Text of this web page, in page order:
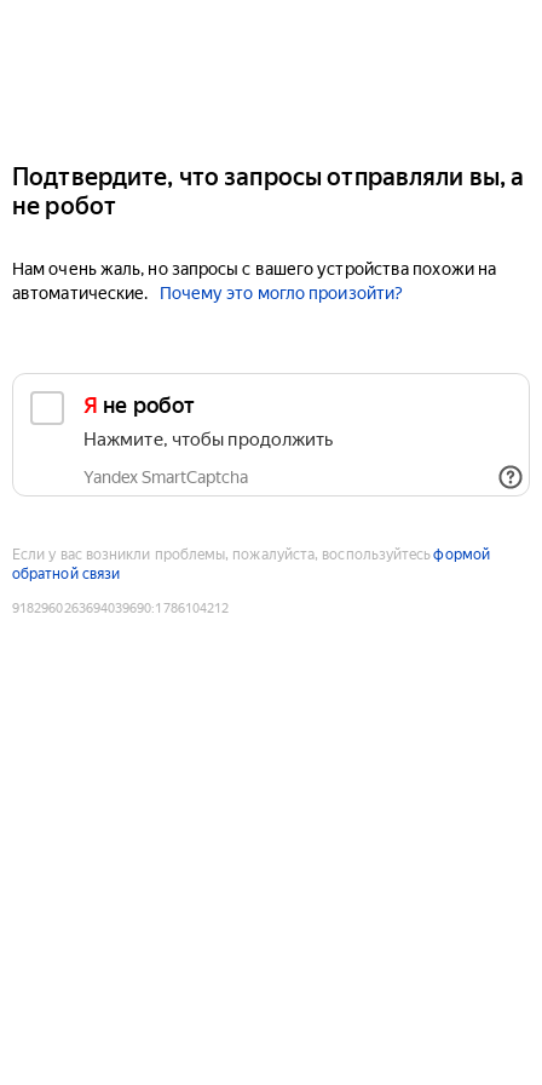
Подтвердите, что запросы отправляли вы, а
не робот
Нам очень жаль, но запросы с вашего устройства похожи на
автоматические.
Почему это могло произойти?
Я не робот
Нажмите, чтобы продолжить
Yandex SmartCaptcha
Если у вас возникли проблемы, пожалуйста, воспользуйтесьформой
обратной связи
9182960263694039690:1786104212